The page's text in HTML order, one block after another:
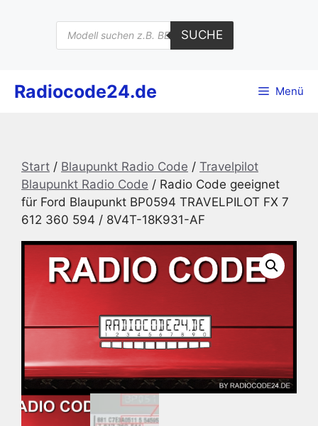
Products
search
SUCHE
Radiocode24.de Menü
Start / Blaupunkt Radio Code / Travelpilot
Blaupunkt Radio Code / Radio Code geeignet
für Ford Blaupunkt BP0594 TRAVELPILOT FX 7
612 360 594 / 8V4T-18K931-AF